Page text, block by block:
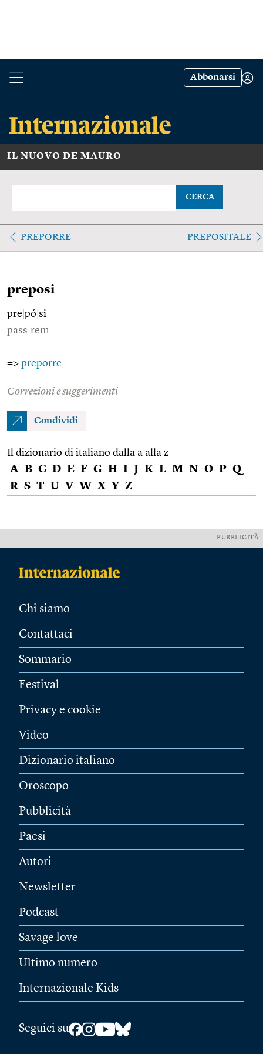
Abbonarsi
IL NUOVO DE MAURO
CERCA
PREPORRE PREPOSITALE
preposi
pre pó si
pass.rem.
=> preporre
Correzioni e suggerimenti
Condividi
Il dizionario di italiano dalla a alla z
A B C D E F G H I J K L M N O P Q
R S T U V W X Y Z
PUBBLICITÀ
Chi siamo
Contattaci
Sommario
Festival
Privacy e cookie
Video
Dizionario italiano
Oroscopo
Pubblicità
Paesi
Autori
Newsletter
Podcast
Savage love
Ultimo numero
Internazionale Kids
Seguici su